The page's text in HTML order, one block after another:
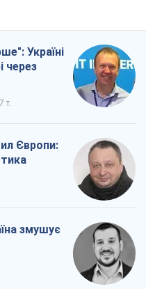
Україні
через
т.
Європи:
змушує